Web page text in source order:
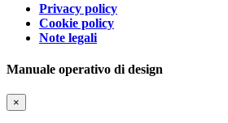
Privacy policy
Cookie policy
Note legali
Manuale operativo di design
×